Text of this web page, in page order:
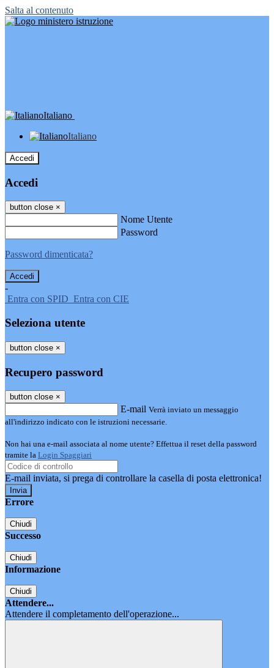
Salta al contenuto
Italiano
Italiano
Accedi
Accedi
button close ×
Nome Utente
Password
Password dimenticata?
-
Entra con SPID Entra con CIE
Seleziona utente
button close ×
Recupero password
button close ×
E-mail Verrà inviato un messaggio
all'indirizzo indicato con le istruzioni necessarie.
Non hai una e-mail associata al nome utente? Effettua il reset della password
tramite la Login Spaggiari
E-mail inviata, si prega di controllare la casella di posta elettronica!
Errore
Chiudi
Successo
Chiudi
Informazione
Chiudi
Attendere...
Attendere il completamento dell'operazione...